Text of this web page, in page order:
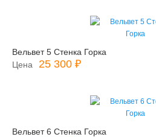
Вельвет 5 Стенка Горка
Цена
25 300 ₽
Вельвет 6 Стенка Горка